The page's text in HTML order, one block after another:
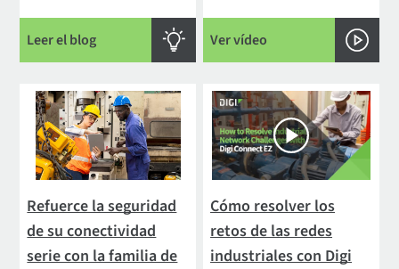
Leer el blog Ver vídeo
Refuerce la seguridad
de su conectividad
serie con la familia de
Cómo resolver los
retos de las redes
industriales con Digi